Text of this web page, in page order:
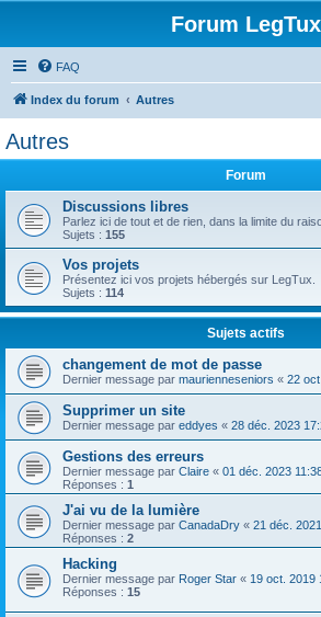
Forum LegTux
FAQ
Index du forum Autres
Autres
Forum
Discussions libres
Parlez ici de tout et de rien, dans la limite du
Sujets : 155
Vos projets
Présentez ici vos projets hébergés sur LegTux.
Sujets : 114
Sujets actifs
changement de mot de passe
Dernier message par maurienneseniors « 22
Supprimer un site
Dernier message par eddyes « 28 déc. 2023
Gestions des erreurs
Dernier message par Claire « 01 déc. 2023
Réponses : 1
J'ai vu de la lumière
Dernier message par CanadaDry « 21 déc.
Réponses : 2
Hacking
Dernier message par Roger Star « 19 oct. 2019
Réponses : 15